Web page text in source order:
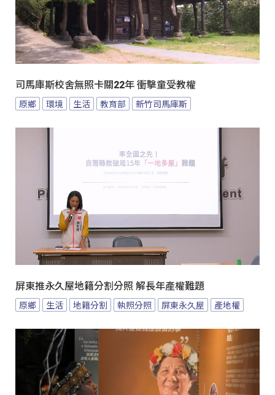
司馬庫斯校舍無照卡關22年 衝擊童受教權
原鄉 環境 生活 教育部 新竹司馬庫斯
屏東推永久屋地籍分割分照 解長年產權難題
原鄉 生活 地籍分割 執照分照 屏東永久屋 產地權